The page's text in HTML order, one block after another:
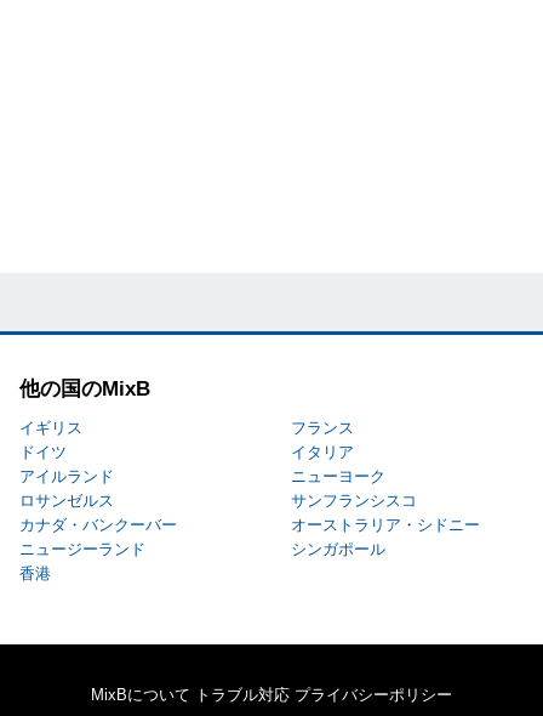
他の国のMixB
イギリス
フランス
ドイツ
イタリア
アイルランド
ニューヨーク
ロサンゼルス
サンフランシスコ
カナダ・バンクーバー
オーストラリア・シドニー
ニュージーランド
シンガポール
香港
MixBについて トラブル対応 プライバシーポリシー